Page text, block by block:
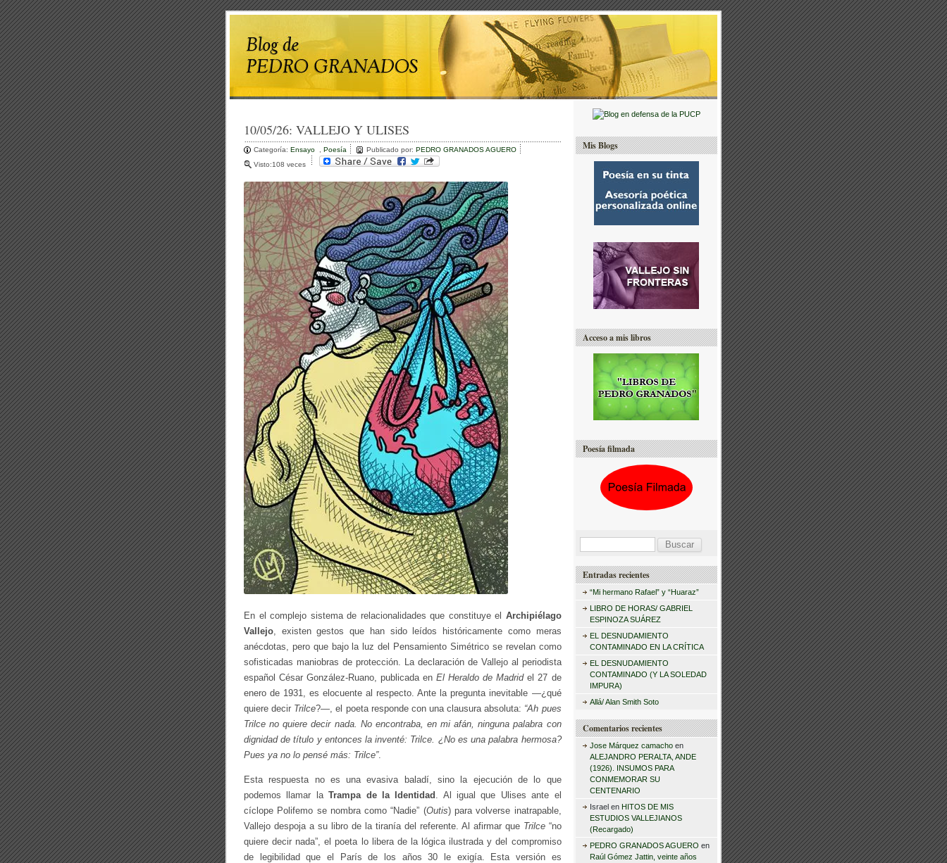
10/05/26: VALLEJO Y ULISES
Categoría: Ensayo Poesía Publicado por: PEDRO GRANADOS AGUERO
Visto:108 veces
En el complejo sistema de relacionalidades que constituye el Archipiélago
Vallejo, existen gestos que han sido leídos históricamente como meras
anécdotas, pero que bajo la luz del Pensamiento Simétrico se revelan como
sofisticadas maniobras de protección. La declaración de Vallejo al periodista
español César González-Ruano, publicada enEl Heraldo de Madridel 27 de
enero de 1931, es elocuente al respecto. Ante la pregunta inevitable —¿qué
quiere decir Trilce?—, el poeta responde con una clausura absoluta: “Ah pues
Trilce no quiere decir nada. No encontraba, en mi afán, ninguna palabra con
dignidad de título y entonces la inventé: Trilce. ¿No es una palabra hermosa?
Pues ya no lo pensé más: Trilce”.
Esta respuesta no es una evasiva baladí, sino la ejecución de lo que
podemos llamar laTrampa de la Identidad . Al igual que Ulises ante el
cíclope Polifemo se nombra como “Nadie” (Outis) para volverse inatrapable,
Vallejo despoja a su libro de la tiranía del referente. Al afirmar que Trilce“no
quiere decir nada”, el poeta lo libera de la lógica ilustrada y del compromiso
de legibilidad que el París de los años 30 le exigía. Esta versión es
Mis Blogs
Acceso a mis libros
Poesía filmada
s
r
Entradas recientes
“Mi hermano Rafael” y “Huaraz”
LIBRO DE HORAS/ GABRIEL
ESPINOZA SUÁREZ
EL DESNUDAMIENTO
CONTAMINADO EN LA CRÍTICA
EL DESNUDAMIENTO
CONTAMINADO (Y LA SOLEDAD
IMPURA)
Allá/ Alan Smith Soto
Comentarios recientes
Jose Márquez camachoen
ALEJANDRO PERALTA, ANDE
(1926). INSUMOS PARA
CONMEMORAR SU
CENTENARIO
Israelen HITOS DE MIS
ESTUDIOS VALLEJIANOS
(Recargado)
PEDRO GRANADOS AGUERO en
Raúl Gómez Jattin, veinte años